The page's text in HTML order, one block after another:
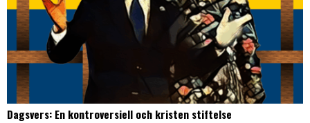
Dagsvers: En kontroversiell och kristen stiftelse